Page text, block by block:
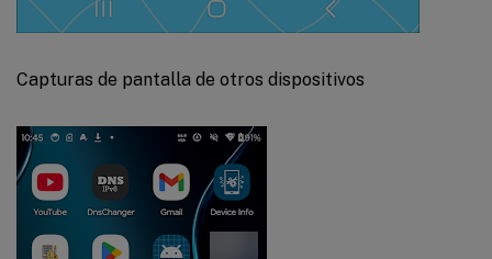
Capturas de pantalla de otros dispositivos